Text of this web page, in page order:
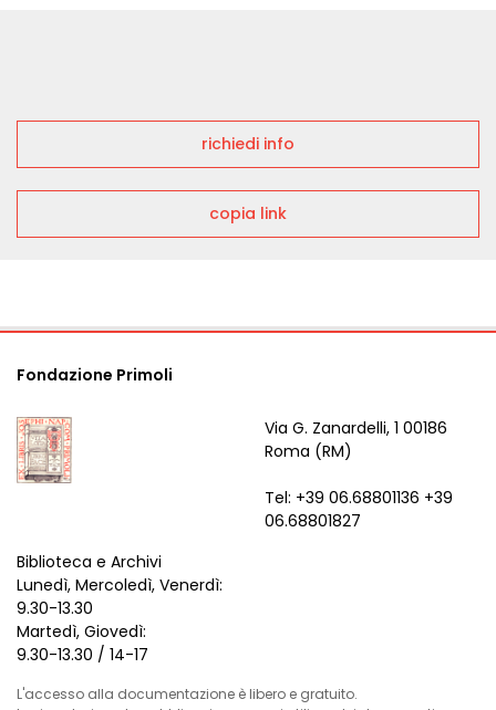
richiedi info
copia link
Fondazione Primoli
Via G. Zanardelli, 1 00186
Roma (RM)
Tel: +39 06.68801136 +39
06.68801827
Biblioteca e Archivi
Lunedì, Mercoledì, Venerdì:
9.30-13.30
Martedì, Giovedì:
9.30-13.30 / 14-17
L'accesso alla documentazione è libero e gratuito.